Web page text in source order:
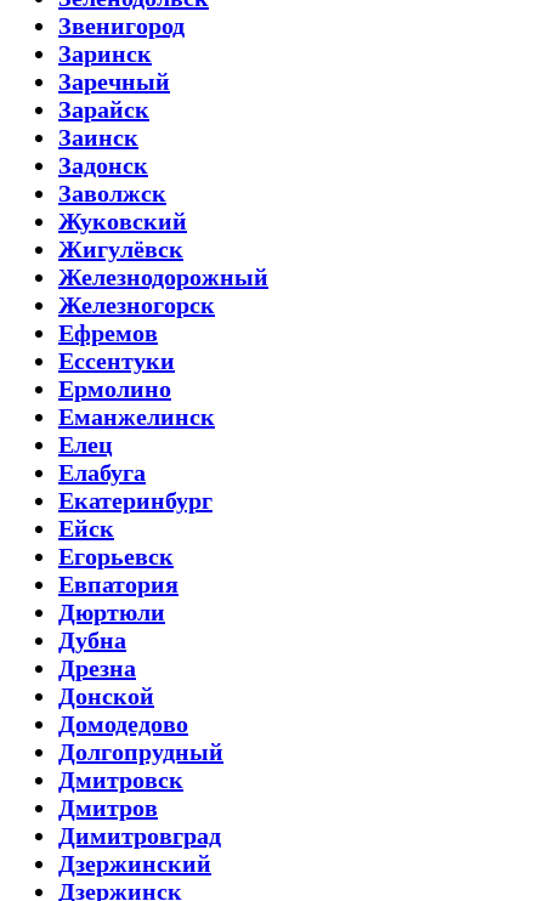
Звенигород
Заринск
Заречный
Зарайск
Заинск
Задонск
Заволжск
Жуковский
Жигулёвск
Железнодорожный
Железногорск
Ефремов
Ессентуки
Ермолино
Еманжелинск
Елец
Елабуга
Екатеринбург
Ейск
Егорьевск
Евпатория
Дюртюли
Дубна
Дрезна
Донской
Домодедово
Долгопрудный
Дмитровск
Дмитров
Димитровград
Дзержинский
Дзержинск